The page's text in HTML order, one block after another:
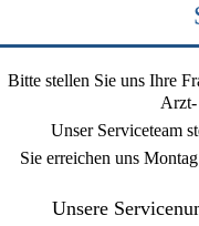
Bitte stellen Sie uns Ihre
Arzt-
Unser Serviceteam
Sie erreichen uns
Unsere